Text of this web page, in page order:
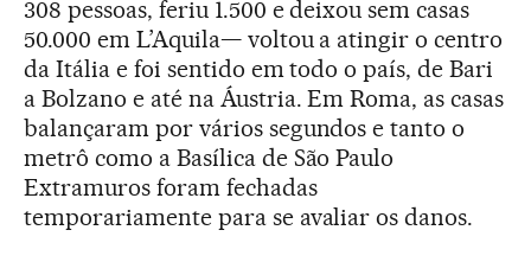
308 pessoas, feriu 1.500 e deixou sem casas
50.000 em L’Aquila— voltou a atingir o centro
da Itália e foi sentido em todo o país, de Bari
a Bolzano e até na Áustria. Em Roma, as casas
balançaram por vários segundos e tanto o
metrô como a Basílica de São Paulo
Extramuros foram fechadas
temporariamente para se avaliar os danos.